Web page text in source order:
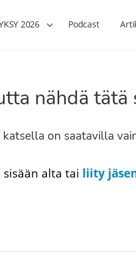
2026 Podcast
nähdä tätä
on saatavilla
alta tai liity